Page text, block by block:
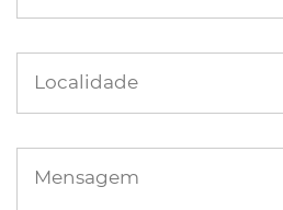
Localidade
Mensagem